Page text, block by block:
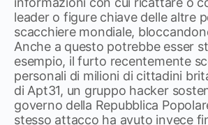
leader o figure chiave delle altre
scacchiere mondiale,
Anche a questo potrebbe esser
esempio, il furto recentemente
personali di milioni di cittadini
di Apt31, un gruppo hacker
governo della Repubblica
stesso attacco ha avuto invece